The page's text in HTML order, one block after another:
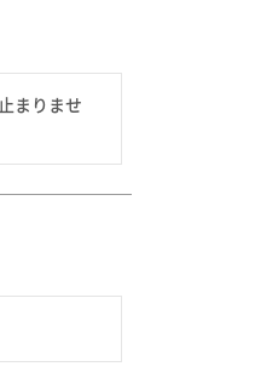
まりませ